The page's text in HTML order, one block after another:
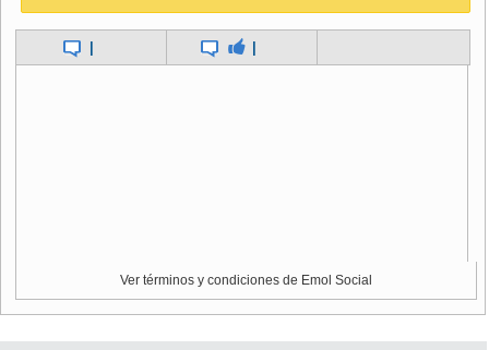
Ver términos y condiciones de Emol Social